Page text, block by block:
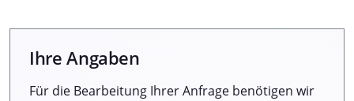
Ihre Angaben
Für die Bearbeitung Ihrer Anfrage benötigen wir